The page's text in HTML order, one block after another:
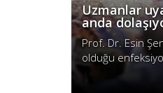
Uzmanlar
anda
Prof. Dr. Esin
olduğu
belirterek kapalı
Devamını Oku